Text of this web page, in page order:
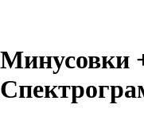
Минусовки